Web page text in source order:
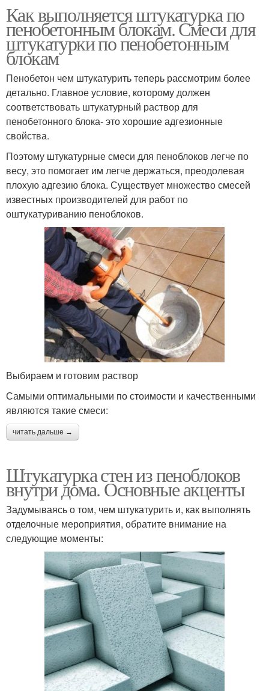
Как выполняется штукатурка по
пенобетонным блокам. Смеси для
штукатурки по пенобетонным
блокам
Пенобетон чем штукатурить теперь рассмотрим более
детально. Главное условие, которому должен
соответствовать штукатурный раствор для
пенобетонного блока- это хорошие адгезионные
свойства.
Поэтому штукатурные смеси для пеноблоков легче по
весу, это помогает им легче держаться, преодолевая
плохую адгезию блока. Существует множество смесей
известных производителей для работ по
оштукатуриванию пеноблоков.
Выбираем и готовим раствор
Самыми оптимальными по стоимости и качественными
являются такие смеси:
читать дальше →
Штукатурка стен из пеноблоков
внутри дома. Основные акценты
Задумываясь о том, чем штукатурить и, как выполнять
отделочные мероприятия, обратите внимание на
следующие моменты: